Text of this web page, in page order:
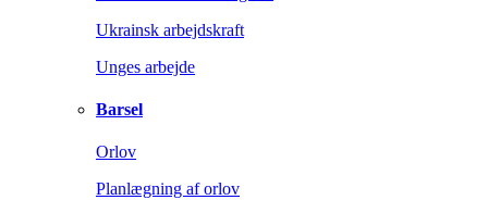
Ukrainsk arbejdskraft
Unges arbejde
Barsel
Orlov
Planlægning af orlov